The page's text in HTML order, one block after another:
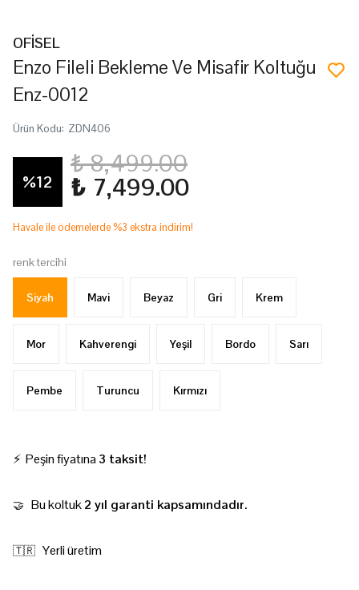
OFİSEL
Enzo Fileli Bekleme Ve Misafir Koltuğu
Enz-0012
Ürün Kodu: ZDN406
%12
₺ 8,499.00
₺ 7,499.00
Havale ile ödemelerde %3 ekstra indirim!
renk tercihi
Siyah Mavi Beyaz Gri Krem
Mor Kahverengi Yeşil Bordo Sarı
Pembe Turuncu Kırmızı
⚡ Peşin fiyatına 3 taksit!
🤝 Bu koltuk2 yıl garanti kapsamındadır.
🇹🇷 Yerli üretim